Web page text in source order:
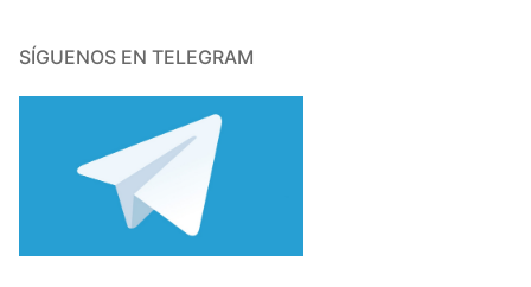
SÍGUENOS EN TELEGRAM